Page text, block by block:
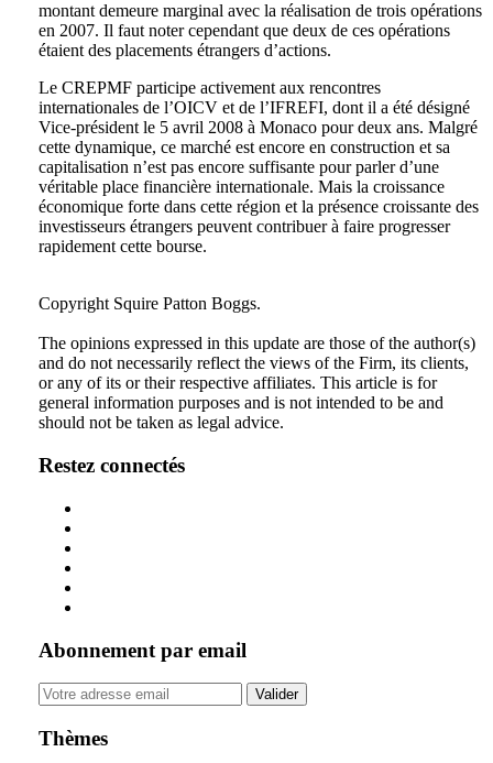
montant demeure marginal avec la réalisation de trois opérations
en 2007. Il faut noter cependant que deux de ces opérations
étaient des placements étrangers d’actions.
Le CREPMF participe activement aux rencontres
internationales de l’OICV et de l’IFREFI, dont il a été désigné
Vice-président le 5 avril 2008 à Monaco pour deux ans. Malgré
cette dynamique, ce marché est encore en construction et sa
capitalisation n’est pas encore suffisante pour parler d’une
véritable place financière internationale. Mais la croissance
économique forte dans cette région et la présence croissante des
investisseurs étrangers peuvent contribuer à faire progresser
rapidement cette bourse.
Tweet
this
post
Like
this
post
Email
this
post
Share
this
post
on
LinkedIn
Copyright Squire Patton Boggs.
The opinions expressed in this update are those of the author(s)
and do not necessarily reflect the views of the Firm, its clients,
or any of its or their respective affiliates. This article is for
general information purposes and is not intended to be and
should not be taken as legal advice.
Restez connectés
Abonnement par email
Your
website
Thèmes